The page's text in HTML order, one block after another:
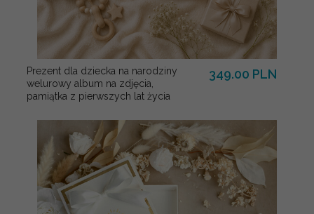
Prezent dla dziecka na narodziny
welurowy album na zdjęcia,
pamiątka z pierwszych lat życia
349.00 PLN